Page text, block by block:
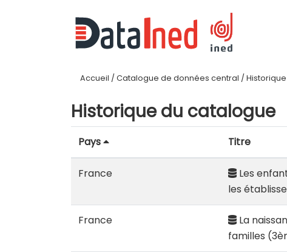
Accueil / Catalogue de données central /
Historique du catalogue
Pays Titre
France
Les
les
France
La
familles